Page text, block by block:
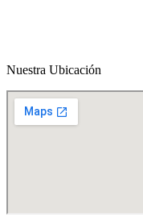
Nuestra Ubicación